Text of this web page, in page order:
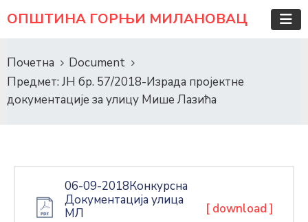
ОПШТИНА ГОРЊИ МИЛАНОВАЦ
Почетна
Document
Предмет: ЈН бр. 57/2018-Израда пројектне
документације за улицу Мише Лазића
06-09-2018Конкурсна
Документација улица
МЛ
[ download ]